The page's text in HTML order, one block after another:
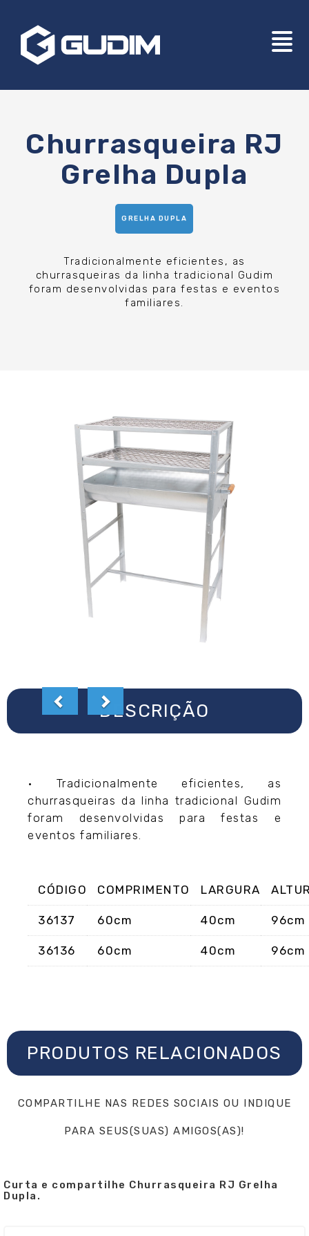
Churrasqueira RJ
Grelha Dupla
GRELHA DUPLA
Tradicionalmente eficientes, as
churrasqueiras da linha tradicional Gudim
foram desenvolvidas para festas e eventos
familiares.
DESCRIÇÃO
• Tradicionalmente eficientes, as
churrasqueiras da linha tradicional Gudim
foram desenvolvidas para festas e
eventos familiares.
CÓDIGO COMPRIMENTO LARGURA
36137 60cm 40cm 96cm
36136 60cm 40cm 96cm
PRODUTOS RELACIONADOS
COMPARTILHE NAS REDES SOCIAIS OU INDIQUE
PARA SEUS(SUAS) AMIGOS(AS)!
Curta e compartilhe Churrasqueira RJ Grelha
Dupla.